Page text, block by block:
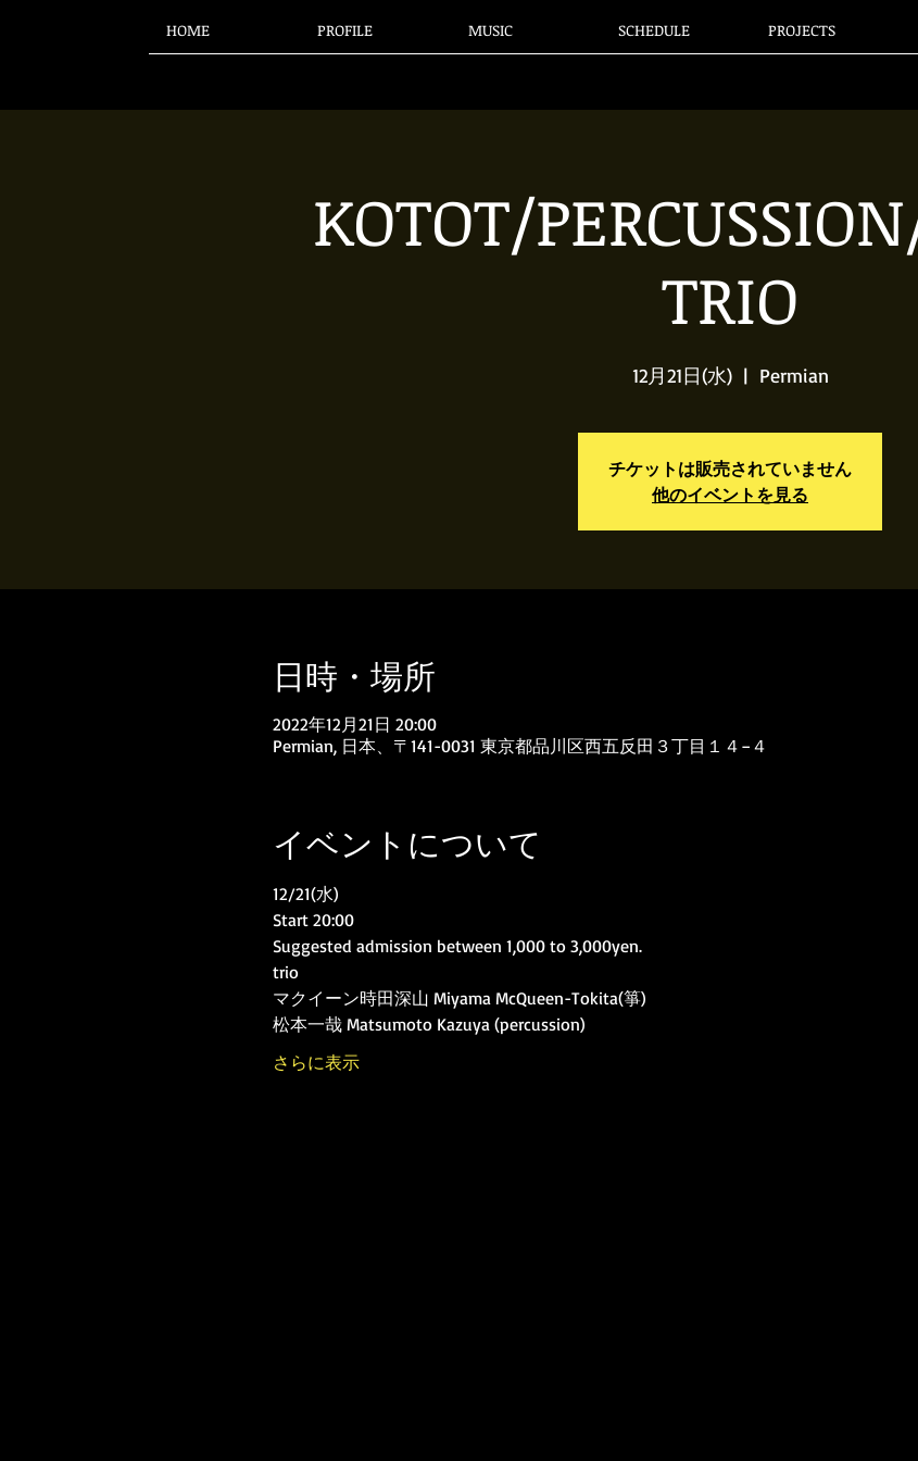
HOME PROFILE MUSIC SCHEDULE PROJECTS
KOTOT/
TRIO
12月21日(水)
  |
Permian
チケットは販売されていません
他のイベントを見る
日時・場所
2022年12月21日 20:00
Permian, 日本、〒141-0031 東京都品川区西五反田３丁目１４−４
イベントについて
12/21(水)
Start 20:00
Suggested admission between 1,000 to 3,000yen.
trio
マクイーン時田深山 Miyama McQueen-Tokita(箏)
松本一哉 Matsumoto Kazuya (percussion)
さらに表示